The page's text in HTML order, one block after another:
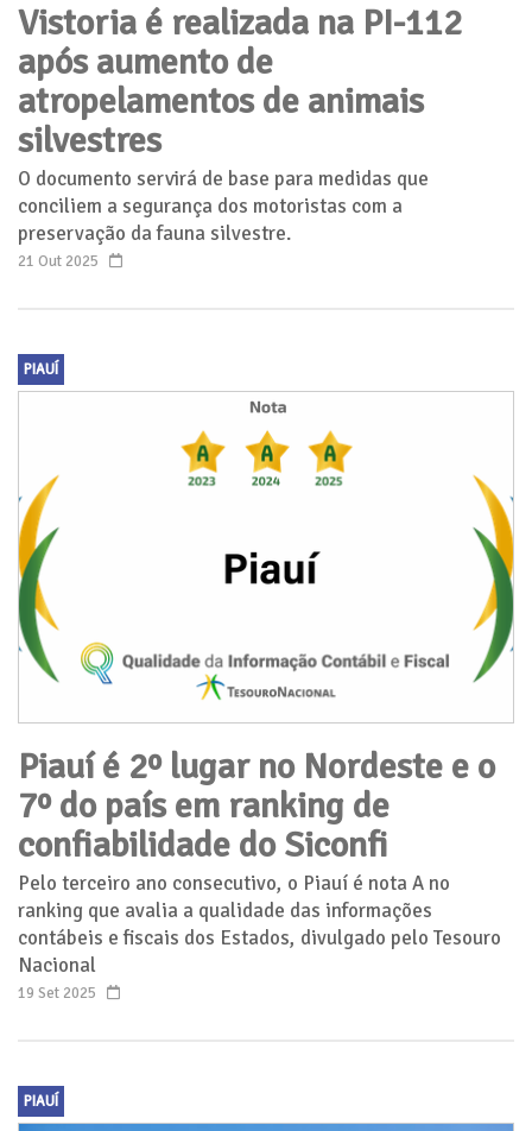
Vistoria é realizada na PI-112
após aumento de
atropelamentos de animais
silvestres
O documento servirá de base para medidas que
conciliem a segurança dos motoristas com a
preservação da fauna silvestre.
21 Out 2025
PIAUÍ
Piauí é 2º lugar no Nordeste e o
7º do país em ranking de
confiabilidade do Siconfi
Pelo terceiro ano consecutivo, o Piauí é nota A no
ranking que avalia a qualidade das informações
contábeis e fiscais dos Estados, divulgado pelo Tesouro
Nacional
19 Set 2025
PIAUÍ